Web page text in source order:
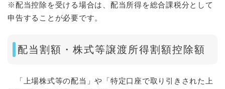
※配当控除を受ける場合は、配当所得を総合課税分として
申告することが必要です。
配当割額・株式等譲渡所得割額控除額
「上場株式等の配当」や「特定口座で取り引きされた上